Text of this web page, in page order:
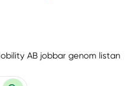
AB jobbar genom listan